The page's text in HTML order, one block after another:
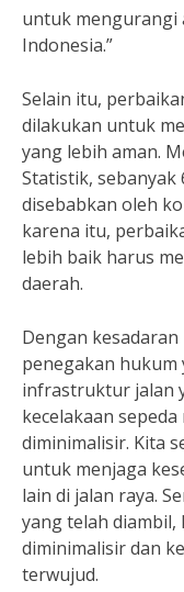
untuk mengurangi
Indonesia.”
Selain itu,
dilakukan untuk
yang lebih aman.
Statistik, sebanyak
disebabkan oleh
karena itu,
lebih baik harus
daerah.
Dengan
penegakan hukum
infrastruktur jalan
kecelakaan
diminimalisir. Kita
untuk menjaga
lain di jalan raya.
yang telah diambil,
diminimalisir dan
terwujud.